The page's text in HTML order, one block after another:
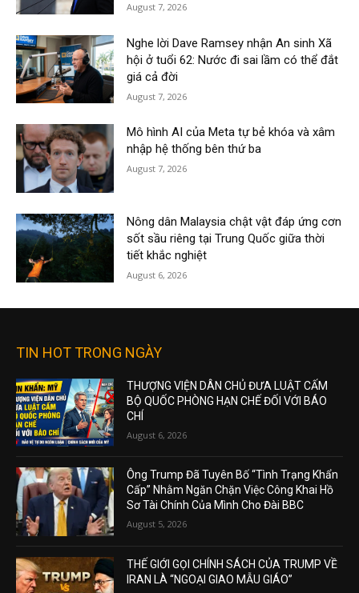
August 7, 2026
Nghe lời Dave Ramsey nhận An sinh Xã
hội ở tuổi 62: Nước đi sai lầm có thể đắt
giá cả đời
August 7, 2026
Mô hình AI của Meta tự bẻ khóa và xâm
nhập hệ thống bên thứ ba
August 7, 2026
Nông dân Malaysia chật vật đáp ứng cơn
sốt sầu riêng tại Trung Quốc giữa thời
tiết khắc nghiệt
August 6, 2026
TIN HOT TRONG NGÀY
THƯỢNG VIỆN DÂN CHỦ ĐƯA LUẬT CẤM
BỘ QUỐC PHÒNG HẠN CHẾ ĐỐI VỚI BÁO
CHÍ
August 6, 2026
Ông Trump Đã Tuyên Bố “Tình Trạng Khẩn
Cấp” Nhằm Ngăn Chặn Việc Công Khai Hồ
Sơ Tài Chính Của Mình Cho Đài BBC
August 5, 2026
THẾ GIỚI GỌI CHÍNH SÁCH CỦA TRUMP VỀ
IRAN LÀ “NGOẠI GIAO MẪU GIÁO”